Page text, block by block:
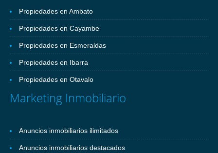
Propiedades en Ambato
Propiedades en Cayambe
Propiedades en Esmeraldas
Propiedades en Ibarra
Propiedades en Otavalo
Marketing Inmobiliario
Anuncios inmobiliarios ilimitados
Anuncios inmobiliarios destacados